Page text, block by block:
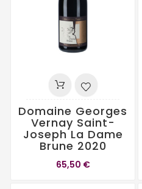
Domaine Georges
Vernay Saint-
Joseph La Dame
Brune 2020
65,50 €